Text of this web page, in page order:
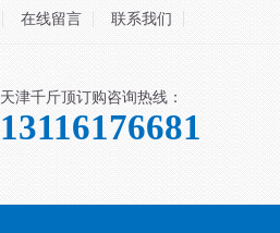
在线留言 联系我们
天津千斤顶订购咨询热线：
13116176681